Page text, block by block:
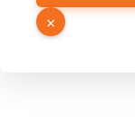
×